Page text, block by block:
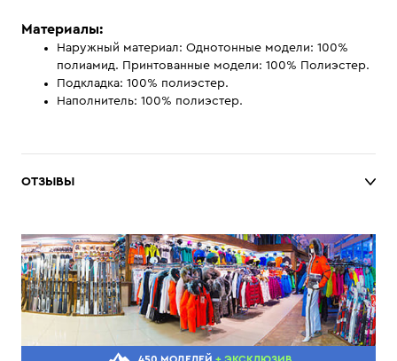
Материалы:
Наружный материал: Однотонные модели: 100%
полиамид. Принтованные модели: 100% Полиэстер.
Подкладка: 100% полиэстер.
Наполнитель: 100% полиэстер.
ОТЗЫВЫ